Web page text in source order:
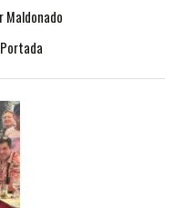
Maldonado